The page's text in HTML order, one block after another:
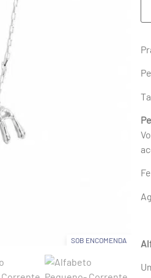
SOB ENCOMENDA